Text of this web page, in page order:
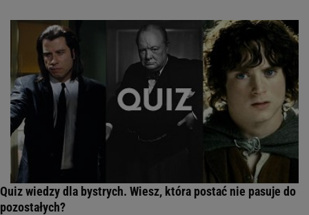
Quiz wiedzy dla bystrych. Wiesz, która postać nie pasuje do
pozostałych?